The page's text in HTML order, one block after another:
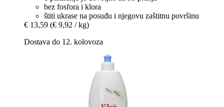
bez fosfora i klora
štiti ukrase na posuđu i njegovu zaštitnu površinu
€ 13,59 (€ 9,92 / kg)
Dostava do 12. kolovoza